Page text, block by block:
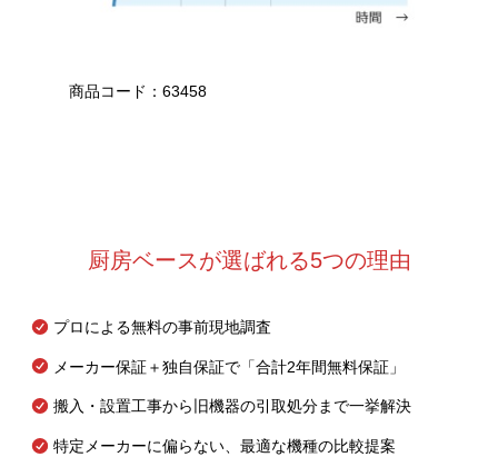
商品コード：63458
厨房ベースが選ばれる5つの理由
プロによる無料の事前現地調査
メーカー保証＋独自保証で「合計2年間無料保証」
搬入・設置工事から旧機器の引取処分まで一挙解決
特定メーカーに偏らない、最適な機種の比較提案